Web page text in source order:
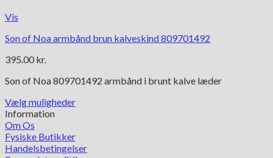
Vis
Son of Noa armbånd brun kalveskind 809701492
395.00 kr.
Son of Noa 809701492 armbånd i brunt kalve læder
Vælg muligheder
Dette
vare
har
flere
Information
Om Os
Fysiske Butikker
Handelsbetingelser